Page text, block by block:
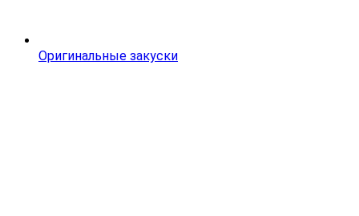
Оригинальные закуски